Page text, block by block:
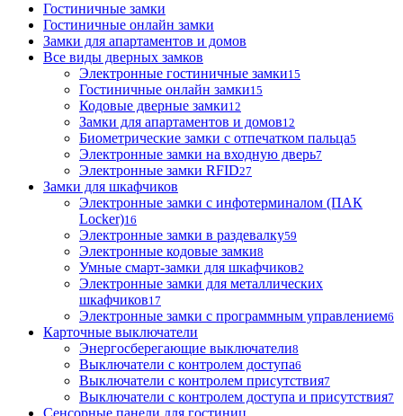
Гостиничные замки
Гостиничные онлайн замки
Замки для апартаментов и домов
Все виды дверных замков
Электронные гостиничные замки15
Гостиничные онлайн замки15
Кодовые дверные замки12
Замки для апартаментов и домов12
Биометрические замки с отпечатком пальца5
Электронные замки на входную дверь7
Электронные замки RFID27
Замки для шкафчиков
Электронные замки с инфотерминалом (ПАК
Locker)16
Электронные замки в раздевалку59
Электронные кодовые замки8
Умные смарт-замки для шкафчиков2
Электронные замки для металлических
шкафчиков17
Электронные замки с программным управлением6
Карточные выключатели
Энергосберегающие выключатели8
Выключатели с контролем доступа6
Выключатели с контролем присутствия7
Выключатели с контролем доступа и присутствия7
Сенсорные панели для гостиниц